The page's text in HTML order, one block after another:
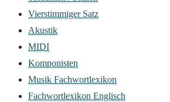
Vierstimmiger Satz
Akustik
MIDI
Komponisten
Musik Fachwortlexikon
Fachwortlexikon Englisch